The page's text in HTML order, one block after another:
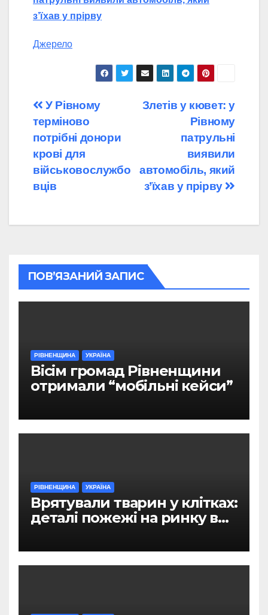
з’їхав у прірву
Джерело
Навігація
записів
Злетів у кювет: у
Рівному
патрульні
виявили
автомобіль, який
з’їхав у прірву
У Рівному
терміново
потрібні донори
крові для
військовослужбо
вців
ПОВ’ЯЗАНИЙ ЗАПИС
РІВНЕНЩИНА УКРАЇНА
Вісім громад Рівненщини
отримали “мобільні кейси”
РІВНЕНЩИНА УКРАЇНА
Врятували тварин у клітках:
деталі пожежі на ринку в